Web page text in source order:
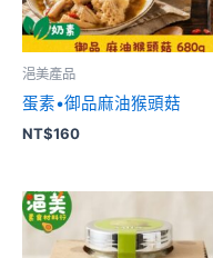
浥美產品
蛋素•御品麻油猴頭菇
NT$160